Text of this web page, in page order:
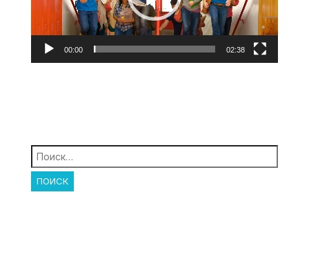
00:00 02:38
Найти: